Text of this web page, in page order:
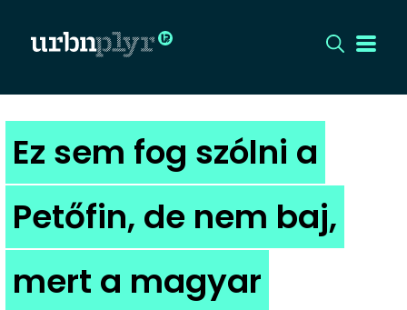
CÍMLAP
DIZÁJN
DIVAT
HIP
Ez sem fog szólni a
Petőfin, de nem baj,
mert a magyar